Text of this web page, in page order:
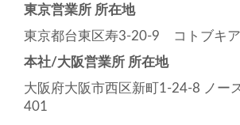
東京営業所 所在地
東京都台東区寿3-20-9 コトブキ
本社/大阪営業所 所在地
大阪府大阪市西区新町1-24-8 ノー
401